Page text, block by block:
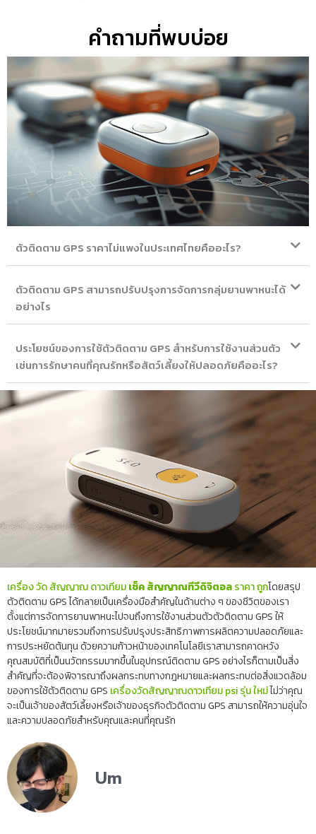
คำถามที่พบบ่อย
ตัวติดตาม GPS ราคาไม่แพงในประเทศไทยคืออะไร?
ตัวติดตาม GPS สามารถปรับปรุงการจัดการกลุ่มยานพาหนะได้
อย่างไร
ประโยชน์ของการใช้ตัวติดตาม GPS สำหรับการใช้งานส่วนตัว
เช่นการรักษาคนที่คุณรักหรือสัตว์เลี้ยงให้ปลอดภัยคืออะไร?
เครื่อง วัด สัญญาณ ดาวเทียมเช็ค สัญญาณทีวีดิจิตอลราคา ถูกโดยสรุป
ตัวติดตาม GPS ได้กลายเป็นเครื่องมือสำคัญในด้านต่าง ๆ ของชีวิตของเรา
ตั้งแต่การจัดการยานพาหนะไปจนถึงการใช้งานส่วนตัวตัวติดตาม GPS ให้
ประโยชน์มากมายรวมถึงการปรับปรุงประสิทธิภาพการผลิตความปลอดภัยและ
การประหยัดต้นทุน ด้วยความก้าวหน้าของเทคโนโลยีเราสามารถคาดหวัง
คุณสมบัติที่เป็นนวัตกรรมมากขึ้นในอุปกรณ์ติดตาม GPS อย่างไรก็ตามเป็นสิ่ง
สำคัญที่จะต้องพิจารณาถึงผลกระทบทางกฎหมายและผลกระทบต่อสิ่งแวดล้อม
ของการใช้ตัวติดตาม GPS เครื่องวัดสัญญาณดาวเทียม psi รุ่น ใหม่ไม่ว่าคุณ
จะเป็นเจ้าของสัตว์เลี้ยงหรือเจ้าของธุรกิจตัวติดตาม GPS สามารถให้ความอุ่นใจ
และความปลอดภัยสำหรับคุณและคนที่คุณรัก
Um